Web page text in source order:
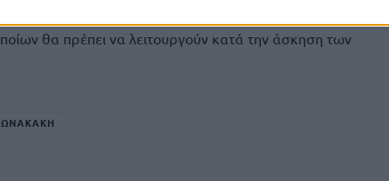
όργανα της Δημοτικής Αστυνομίας, σχετικά με τα όρια
θα πρέπει να λειτουργούν κατά την άσκηση των